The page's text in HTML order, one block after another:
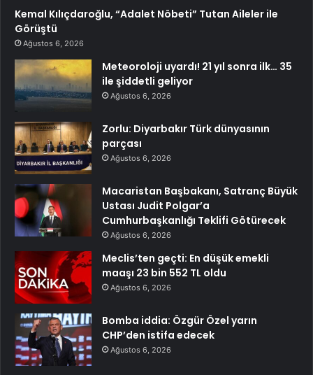
Kemal Kılıçdaroğlu, “Adalet Nöbeti” Tutan Aileler ile
Görüştü
Ağustos 6, 2026
Meteoroloji uyardı! 21 yıl sonra ilk… 35
ile şiddetli geliyor
Ağustos 6, 2026
Zorlu: Diyarbakır Türk dünyasının
parçası
Ağustos 6, 2026
Macaristan Başbakanı, Satranç Büyük
Ustası Judit Polgar’a
Cumhurbaşkanlığı Teklifi Götürecek
Ağustos 6, 2026
Meclis’ten geçti: En düşük emekli
maaşı 23 bin 552 TL oldu
Ağustos 6, 2026
Bomba iddia: Özgür Özel yarın
CHP’den istifa edecek
Ağustos 6, 2026